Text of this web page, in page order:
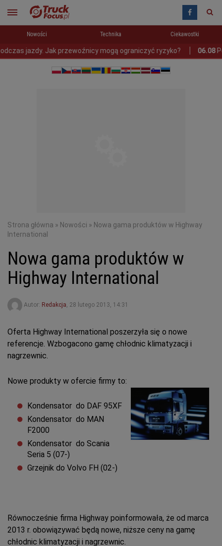
Nowości Technika Ciekawostki
jazdy. Jak przewoźnicy mogą ograniczyć ryzyko? 06.08
Strona główna » Nowości » Nowa gama produktów w Highway
International
Nowa gama produktów w
Highway International
Autor: Redakcja, 28 lutego 2013, 14:31
Oferta Highway International poszerzyła się o nowe
referencje. Wzbogacono gamę chłodnic klimatyzacji i
nagrzewnic.
Nowe produkty w ofercie firmy to:
Kondensator do DAF 95XF
Kondensator do MAN
F2000
Kondensator do Scania
Seria 5 (07-)
Grzejnik do Volvo FH (02-)
Równocześnie firma Highway poinformowała, że od marca
2013 r. obowiązywać będą nowe, niższe ceny na gamę
chłodnic klimatyzacji i nagrzewnic.